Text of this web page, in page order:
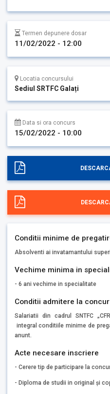
Termen depunere dosar
11/02/2022 - 12:00
Locatia concursului
Sediul SRTFC Galați
Data si ora concurs
15/02/2022 - 10:00
Conditii minime de
Absolventi ai invatamantului
Vechime minima in
- 6 ani vechime in specialitate
Conditii admitere la
Salariatii din cadrul SNTFC
integral conditiile minime de
anunt.
Acte necesare inscriere
- Cerere tip de participare la
- Diploma de studii in original şi